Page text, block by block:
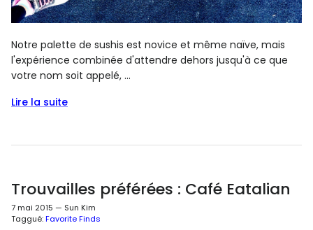
Notre palette de sushis est novice et même naïve, mais
l'expérience combinée d'attendre dehors jusqu'à ce que
votre nom soit appelé, ...
Lire la suite
Trouvailles préférées : Café Eatalian
7 mai 2015 — Sun Kim
Taggué:Favorite Finds